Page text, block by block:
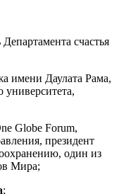
счастья
имени Даулата Рама,
университета,
Globe Forum,
президент
один из
Мира;
;